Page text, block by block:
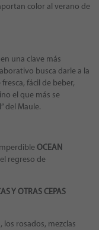
color al verano de
una clave más
busca darle a la
fácil de beber,
el que más se
del Maule.
mperdibleOCEAN
el regreso de
Y OTRAS CEPAS
rosados, mezclas